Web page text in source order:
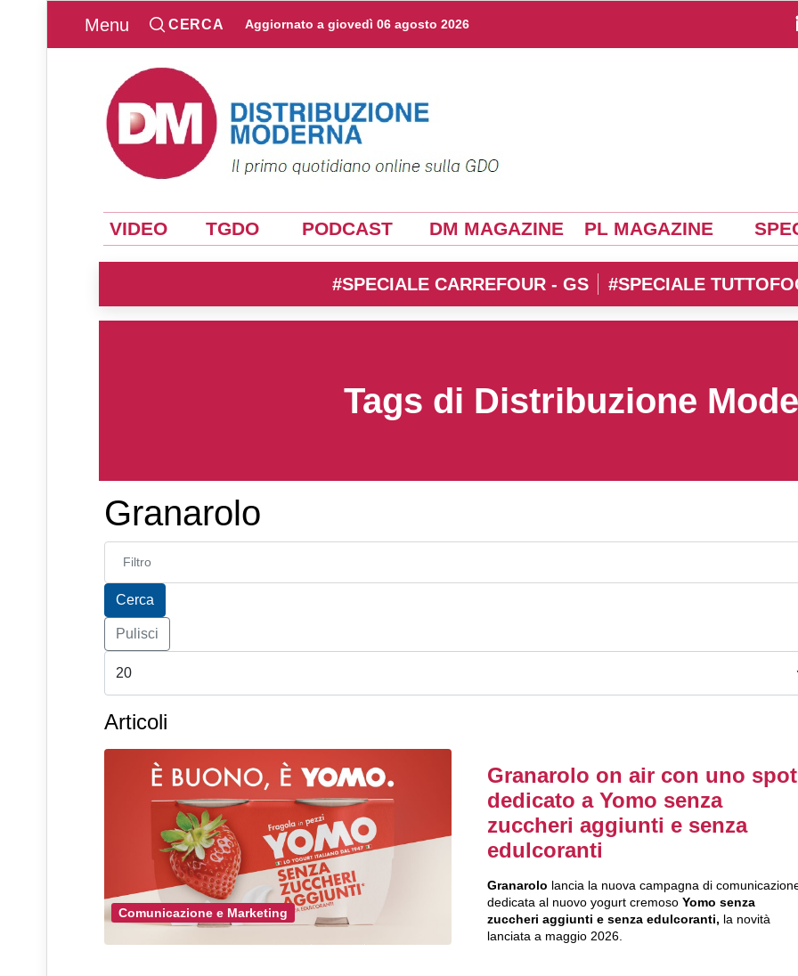
Menu CERCA Aggiornato a giovedì 06 agosto 2026
VIDEO TGDO PODCAST DM MAGAZINE PL MAGAZINE
#SPECIALE CARREFOUR - GS #SPECIALE
Tags di Distribuzione
Granarolo
Inserisci parte del titolo
Cerca
Pulisci
Articoli
Comunicazione e Marketing
Granarolo on air con uno spot
dedicato a Yomo senza
zuccheri aggiunti e senza
edulcoranti
Granarolo lancia la nuova campagna di
dedicata al nuovo yogurt cremosoYomo senza
zuccheri aggiunti e senza edulcoranti, la novità
lanciata a maggio 2026.